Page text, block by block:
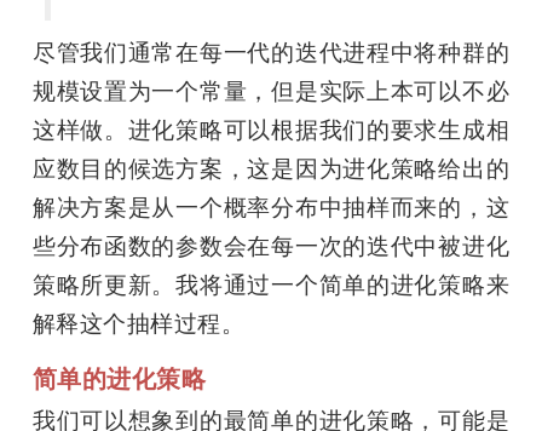
尽管我们通常在每一代的迭代进程中将种群的
规模设置为一个常量，但是实际上本可以不必
这样做。进化策略可以根据我们的要求生成相
应数目的候选方案，这是因为进化策略给出的
解决方案是从一个概率分布中抽样而来的，这
些分布函数的参数会在每一次的迭代中被进化
策略所更新。我将通过一个简单的进化策略来
解释这个抽样过程。
简单的进化策略
我们可以想象到的最简单的进化策略，可能是